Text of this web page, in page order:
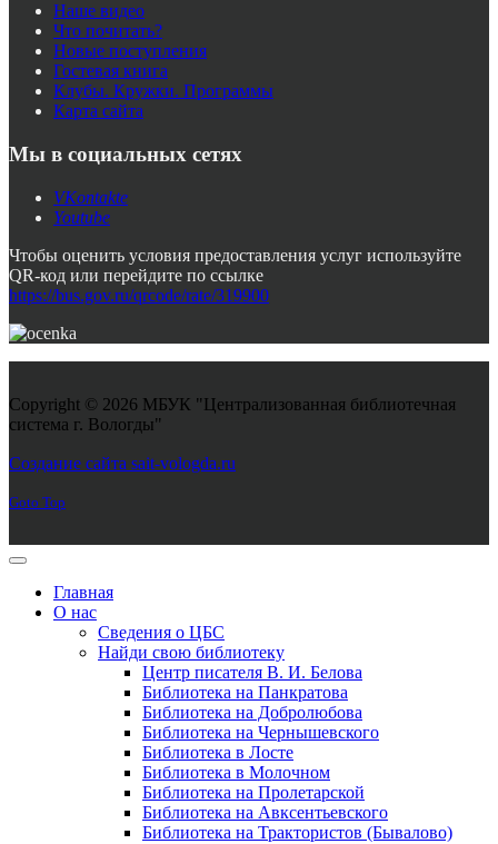
Наше видео
Что почитать?
Новые поступления
Гостевая книга
Клубы. Кружки. Программы
Карта сайта
Мы в социальных сетях
VKontakte
Youtube
Чтобы оценить условия предоставления услуг используйте
QR-код или перейдите по ссылке
https://bus.gov.ru/qrcode/rate/319900
Copyright © 2026 МБУК "Централизованная библиотечная
система г. Вологды"
Создание сайта sait-vologda.ru
Goto Top
Главная
О нас
Сведения о ЦБС
Найди свою библиотеку
Центр писателя В. И. Белова
Библиотека на Панкратова
Библиотека на Добролюбова
Библиотека на Чернышевского
Библиотека в Лосте
Библиотека в Молочном
Библиотека на Пролетарской
Библиотека на Авксентьевского
Библиотека на Трактористов (Бывалово)